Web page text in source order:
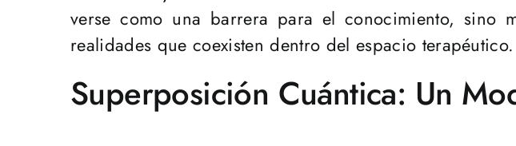
verse como una barrera para el conocimiento,
realidades que coexisten dentro del espacio terapéutico.
Superposición Cuántica: Un